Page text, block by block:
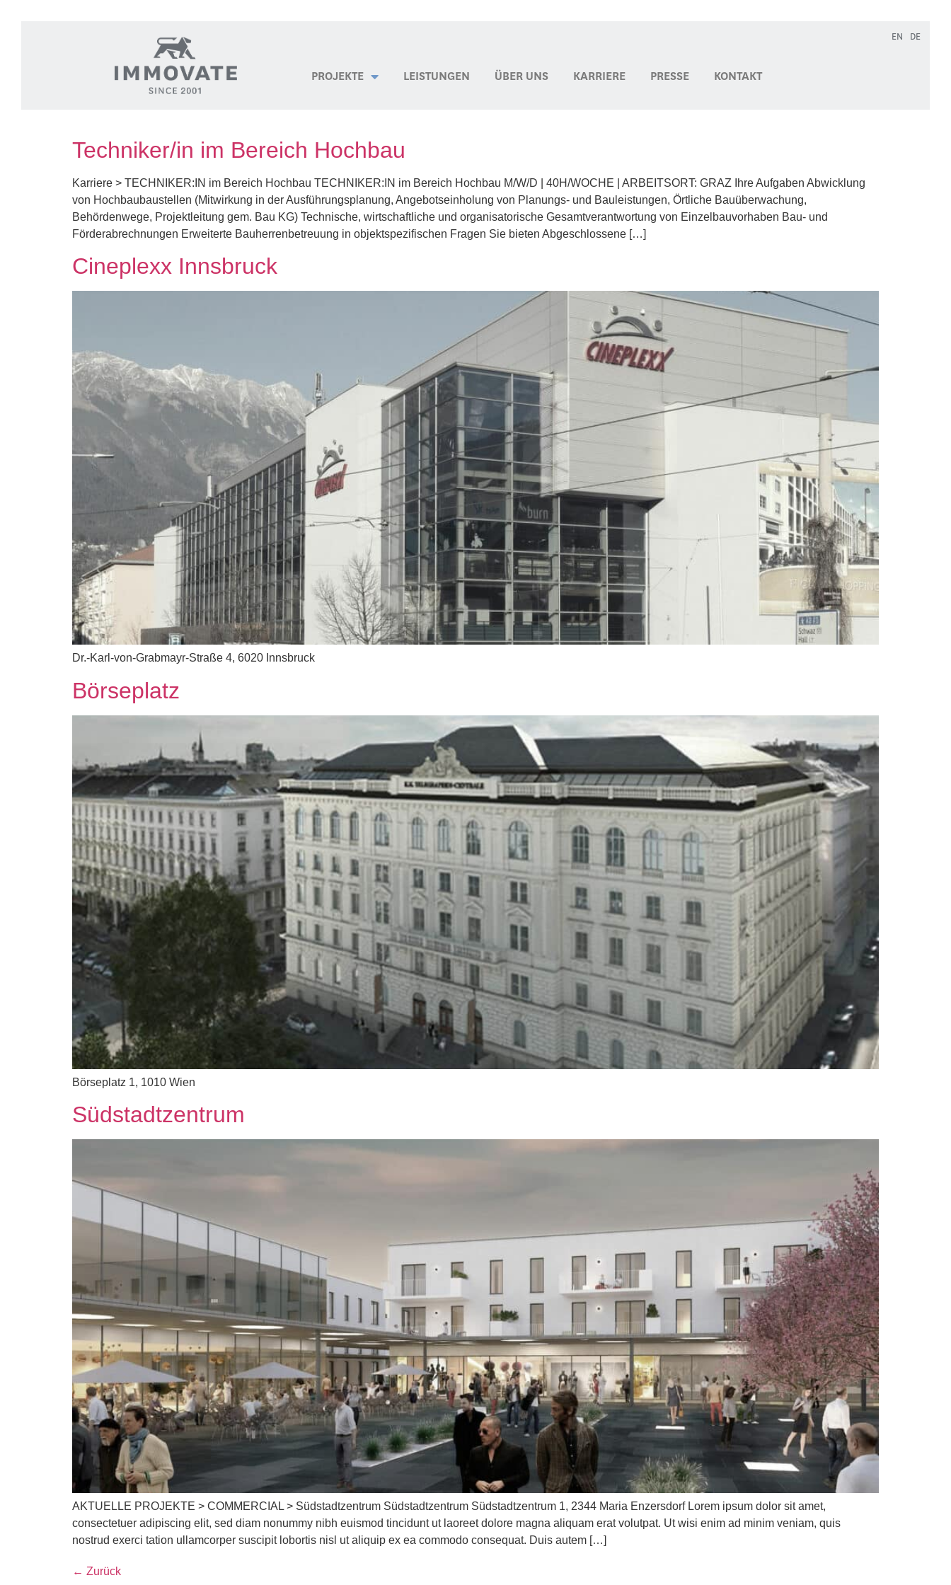
EN DE
PROJEKTE LEISTUNGEN ÜBER UNS KARRIERE PRESSE KONTAKT
Techniker/in im Bereich Hochbau
Karriere > TECHNIKER:IN im Bereich Hochbau TECHNIKER:IN im Bereich Hochbau M/W/D | 40H/WOCHE | ARBEITSORT: GRAZ Ihre Aufgaben Abwicklung
von Hochbaubaustellen (Mitwirkung in der Ausführungs­planung, Angebotseinholung von Planungs- und Bauleistungen, Örtliche Bauüberwachung,
Behördenwege, Projektleitung gem. Bau KG) Technische, wirtschaftliche und organisatorische Gesamtverantwortung von Einzelbauvorhaben Bau- und
Förderabrechnungen Erweiterte Bauherrenbetreuung in objektspezifischen Fragen Sie bieten Abgeschlossene […]
Cineplexx Innsbruck
Dr.-Karl-von-Grabmayr-Straße 4, 6020 Innsbruck
Börseplatz
Börseplatz 1, 1010 Wien
Südstadtzentrum
AKTUELLE PROJEKTE > COMMERCIAL > Südstadtzentrum Südstadtzentrum Südstadtzentrum 1, 2344 Maria Enzersdorf Lorem ipsum dolor sit amet,
consectetuer adipiscing elit, sed diam nonummy nibh euismod tincidunt ut laoreet dolore magna aliquam erat volutpat. Ut wisi enim ad minim veniam, quis
nostrud exerci tation ullamcorper suscipit lobortis nisl ut aliquip ex ea commodo consequat. Duis autem […]
← Zurück